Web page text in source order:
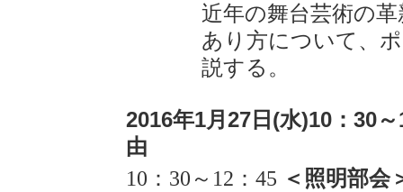
近年の舞台芸術の
あり方について、
説する。
2016年1月27日(水)10：30
由
10：30～12：45 ＜照明部会